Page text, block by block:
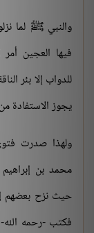
والنبي ﷺ لما
فيها العجين
للدواب إلا بئر
يجوز الاستفادة
ولهذا صدرت
محمد بن
حيث نزح بعضهم
فكتب -رحمه الله-